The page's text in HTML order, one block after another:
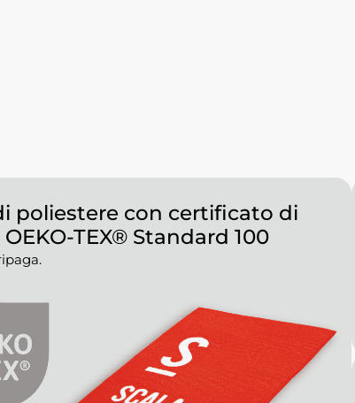
poliestere con certificato di
TEX® Standard 100